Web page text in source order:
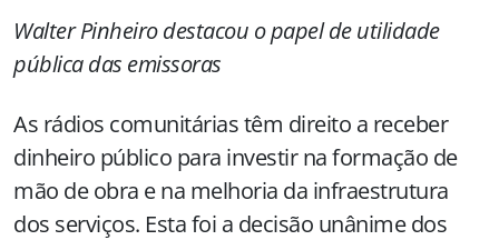
Walter Pinheiro destacou o papel de utilidade
pública das emissoras
As rádios comunitárias têm direito a receber
dinheiro público para investir na formação de
mão de obra e na melhoria da infraestrutura
dos serviços. Esta foi a decisão unânime dos